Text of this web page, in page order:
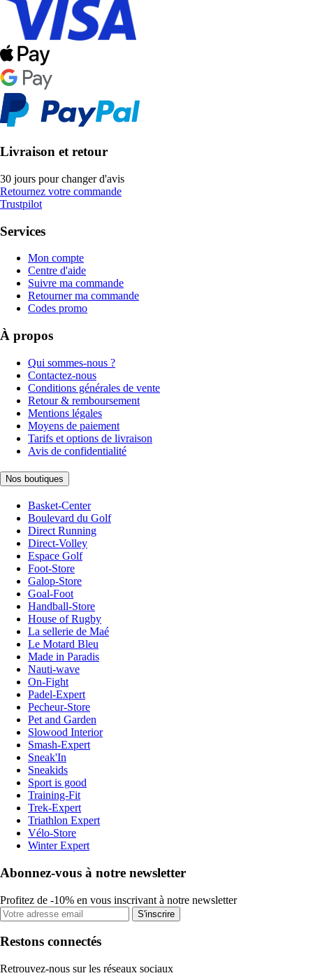
Livraison et retour
30 jours pour changer d'avis
Retournez votre commande
Trustpilot
Services
Mon compte
Centre d'aide
Suivre ma commande
Retourner ma commande
Codes promo
À propos
Qui sommes-nous ?
Contactez-nous
Conditions générales de vente
Retour & remboursement
Mentions légales
Moyens de paiement
Tarifs et options de livraison
Avis de confidentialité
Nos boutiques
Basket-Center
Boulevard du Golf
Direct Running
Direct-Volley
Espace Golf
Foot-Store
Galop-Store
Goal-Foot
Handball-Store
House of Rugby
La sellerie de Maé
Le Motard Bleu
Made in Paradis
Nauti-wave
On-Fight
Padel-Expert
Pecheur-Store
Pet and Garden
Slowood Interior
Smash-Expert
Sneak'In
Sneakids
Sport is good
Training-Fit
Trek-Expert
Triathlon Expert
Vélo-Store
Winter Expert
Abonnez-vous à notre newsletter
Profitez de -10% en vous inscrivant à notre newsletter
S'inscrire
Restons connectés
Retrouvez-nous sur les réseaux sociaux